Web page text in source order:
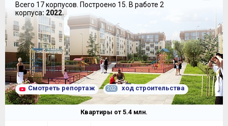
Всего 17 корпусов. Построено 15. В работе 2
корпуса: 2022.
Смотреть репортаж 202 ход строительства
Квартиры от 5.4 млн.